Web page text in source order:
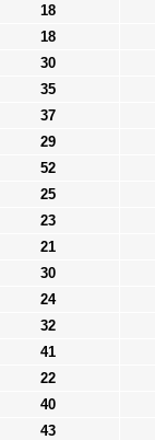
18
18
30
35
37
29
52
25
23
21
30
24
32
41
22
40
43